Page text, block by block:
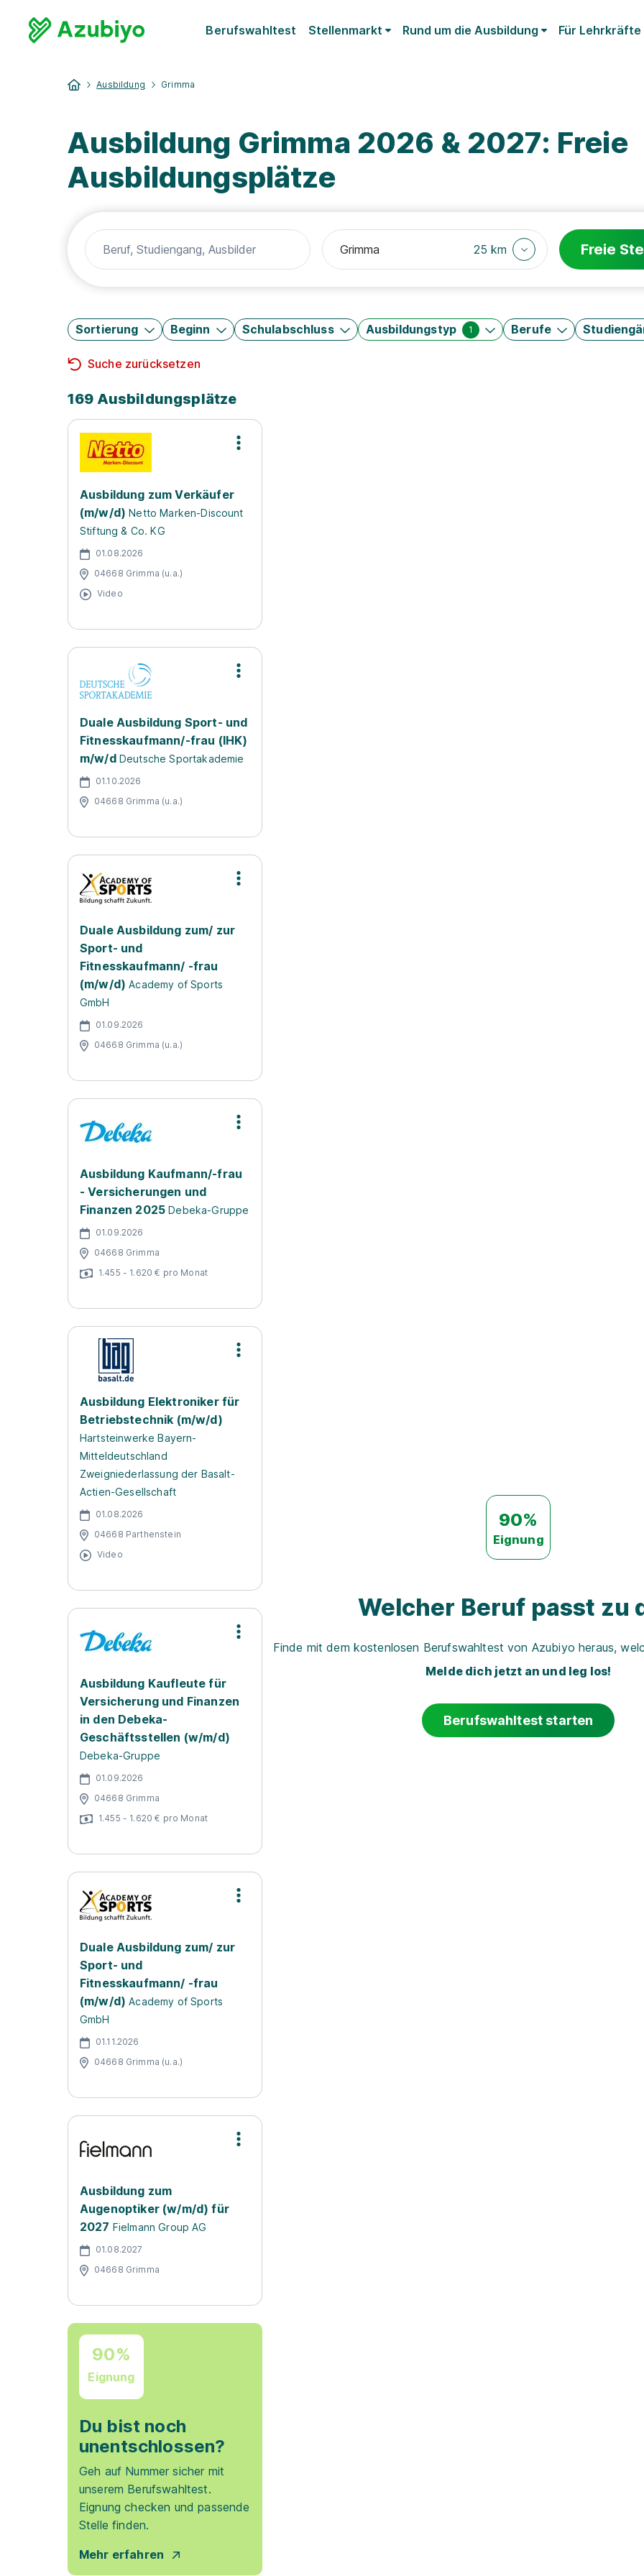
Berufswahltest Stellenmarkt Rund um die Ausbildung Für Lehrkräfte
Ausbildung Grimma
Ausbildung Grimma 2026 & 2027: Freie
Ausbildungsplätze
25 km Freie
Sortierung Beginn Schulabschluss Ausbildungstyp 1 Berufe
Suche zurücksetzen
169 Ausbildungsplätze
Ausbildung zum Verkäufer
(m/w/d) Netto Marken-Discount
Stiftung & Co. KG
01.08.2026
04668 Grimma (u.a.)
Video
Duale Ausbildung Sport- und
Fitnesskaufmann/-frau (IHK)
m/w/d Deutsche Sportakademie
01.10.2026
04668 Grimma (u.a.)
Duale Ausbildung zum/ zur
Sport- und
Fitnesskaufmann/ -frau
(m/w/d) Academy of Sports
GmbH
01.09.2026
04668 Grimma (u.a.)
Ausbildung Kaufmann/-frau
- Versicherungen und
Finanzen 2025 Debeka-Gruppe
01.09.2026
04668 Grimma
1.455 - 1.620 € pro Monat
Ausbildung Elektroniker für
Betriebstechnik (m/w/d)
Hartsteinwerke Bayern-
Mitteldeutschland
Zweigniederlassung der Basalt-
Actien-Gesellschaft
01.08.2026
04668 Parthenstein
Video
Ausbildung Kaufleute für
Versicherung und Finanzen
in den Debeka-
Geschäftsstellen (w/m/d)
Debeka-Gruppe
01.09.2026
04668 Grimma
1.455 - 1.620 € pro Monat
Duale Ausbildung zum/ zur
Sport- und
Fitnesskaufmann/ -frau
(m/w/d) Academy of Sports
GmbH
01.11.2026
04668 Grimma (u.a.)
Ausbildung zum
Augenoptiker (w/m/d) für
2027 Fielmann Group AG
01.08.2027
04668 Grimma
90%
Eignung
Du bist noch
unentschlossen?
Geh auf Nummer sicher mit
unserem Berufswahltest.
Eignung checken und passende
Stelle finden.
Mehr erfahren
90%
Eignung
Welcher Beruf passt zu
Finde mit dem kostenlosen Berufswahltest von Azubiyo heraus,
Melde dich jetzt an und leg los!
Berufswahltest starten